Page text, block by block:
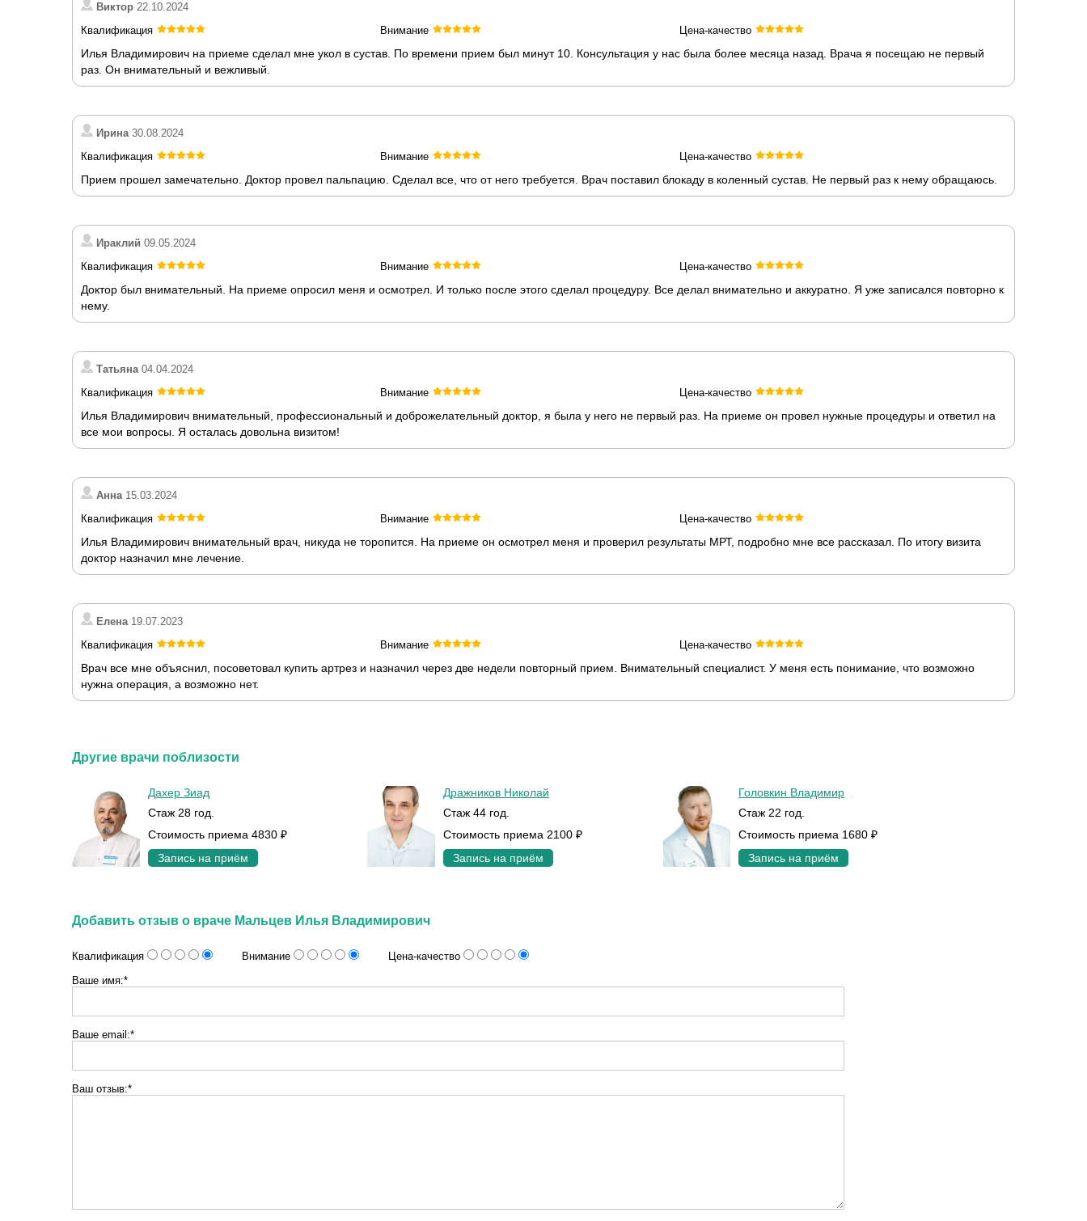
Виктор 22.10.2024
Квалификация
Внимание Цена-качество
Илья Владимирович на приеме сделал мне укол в сустав. По времени прием был минут 10. Консультация у нас была более месяца назад. Врача я посещаю не первый
раз. Он внимательный и вежливый.
Ирина30.08.2024
Квалификация
Внимание Цена-качество
Прием прошел замечательно. Доктор провел пальпацию. Сделал все, что от него требуется. Врач поставил блокаду в коленный сустав. Не первый раз к нему обращаюсь.
Ираклий 09.05.2024
Квалификация
Внимание Цена-качество
Доктор был внимательный. На приеме опросил меня и осмотрел. И только после этого сделал процедуру. Все делал внимательно и аккуратно. Я уже записался повторно к
нему.
Татьяна04.04.2024
Квалификация
Внимание Цена-качество
Илья Владимирович внимательный, профессиональный и доброжелательный доктор, я была у него не первый раз. На приеме он провел нужные процедуры и ответил на
все мои вопросы. Я осталась довольна визитом!
Анна15.03.2024
Квалификация
Внимание Цена-качество
Илья Владимирович внимательный врач, никуда не торопится. На приеме он осмотрел меня и проверил результаты МРТ, подробно мне все рассказал. По итогу визита
доктор назначил мне лечение.
Елена19.07.2023
Квалификация
Внимание Цена-качество
Врач все мне объяснил, посоветовал купить артрез и назначил через две недели повторный прием. Внимательный специалист. У меня есть понимание, что возможно
нужна операция, а возможно нет.
Другие врачи поблизости
Дахер Зиад
Стаж 28 год.
Стоимость приема 4830 ₽
Запись на приём
Дражников Николай
Стаж 44 год.
Стоимость приема 2100 ₽
Запись на приём
Головкин Владимир
Стаж 22 год.
Стоимость приема 1680 ₽
Запись на приём
Добавить отзыв о враче Мальцев Илья Владимирович
Квалификация Внимание
Цена-качество
Ваше имя:*
Ваше email:*
Ваш отзыв:*